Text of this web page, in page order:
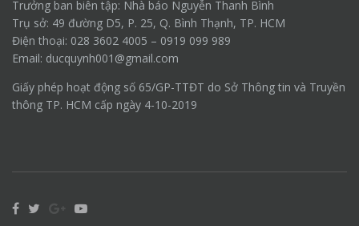
Trưởng ban biên tập: Nhà báo Nguyễn Thanh Bình
Trụ sở: 49 đường D5, P. 25, Q. Bình Thạnh, TP. HCM
Điện thoại: 028 3602 4005 – 0919 099 989
Email: ducquynh001@gmail.com
Giấy phép hoạt động số 65/GP-TTĐT do Sở Thông tin và Truyền
thông TP. HCM cấp ngày 4-10-2019